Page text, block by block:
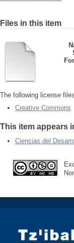
Files in this item
The following license
Creative Commons
This item appears
Ciencias del